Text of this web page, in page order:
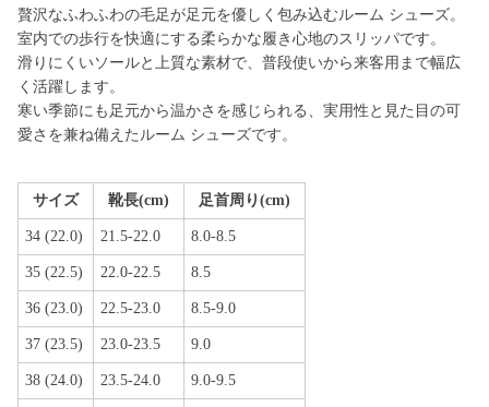
贅沢なふわふわの毛足が足元を優しく包み込むルーム シューズ。
室内での歩行を快適にする柔らかな履き心地のスリッパです。
滑りにくいソールと上質な素材で、普段使いから来客用まで幅広
く活躍します。
寒い季節にも足元から温かさを感じられる、実用性と見た目の可
愛さを兼ね備えたルーム シューズです。
サイズ 靴長(cm) 足首周り(cm)
34 (22.0) 21.5-22.0 8.0-8.5
35 (22.5) 22.0-22.5 8.5
36 (23.0) 22.5-23.0 8.5-9.0
37 (23.5) 23.0-23.5 9.0
38 (24.0) 23.5-24.0 9.0-9.5